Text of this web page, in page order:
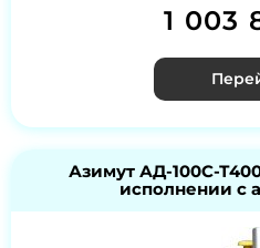
1 003
Азимут АД-100С-
исполнении с